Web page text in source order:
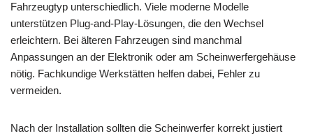
Fahrzeugtyp unterschiedlich. Viele moderne Modelle
unterstützen Plug-and-Play-Lösungen, die den Wechsel
erleichtern. Bei älteren Fahrzeugen sind manchmal
Anpassungen an der Elektronik oder am Scheinwerfergehäuse
nötig. Fachkundige Werkstätten helfen dabei, Fehler zu
vermeiden.
Nach der Installation sollten die Scheinwerfer korrekt justiert